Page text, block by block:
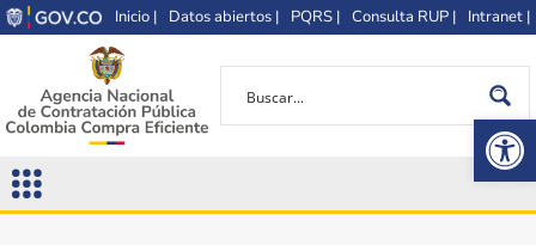
Inicio | Datos abiertos | PQRS | Consulta RUP | Intranet |